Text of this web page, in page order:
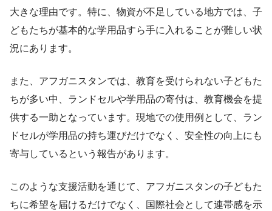
大きな理由です。特に、物資が不足している地方では、子
どもたちが基本的な学用品すら手に入れることが難しい状
況にあります。
また、アフガニスタンでは、教育を受けられない子どもた
ちが多い中、ランドセルや学用品の寄付は、教育機会を提
供する一助となっています。現地での使用例として、ラン
ドセルが学用品の持ち運びだけでなく、安全性の向上にも
寄与しているという報告があります。
このような支援活動を通じて、アフガニスタンの子どもた
ちに希望を届けるだけでなく、国際社会として連帯感を示